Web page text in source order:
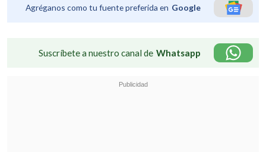
Agréganos como tu fuente preferida en Google
Suscríbete a nuestro canal de Whatsapp